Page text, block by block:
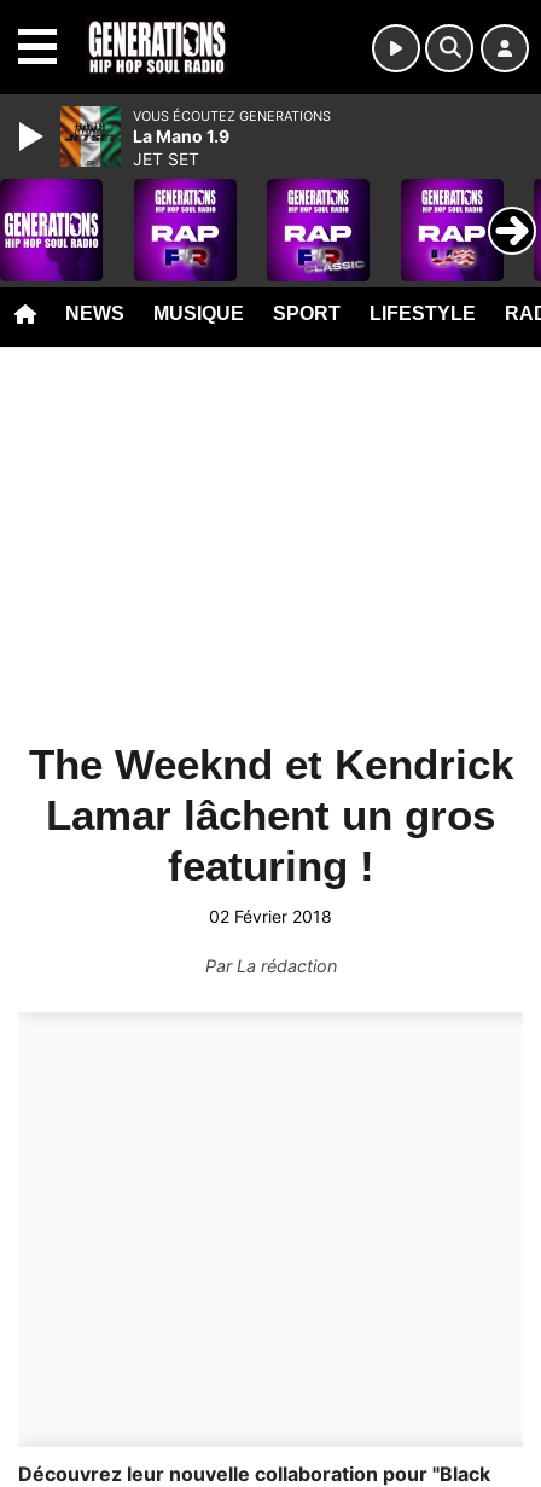
NEWS MUSIQUE SPORT LIFESTYLE
The Weeknd et Kendrick
Lamar lâchent un gros
featuring !
02 Février 2018
ParLa rédaction
Découvrez leur nouvelle collaboration pour "Black
VOUS ÉCOUTEZ GENERATIONS
La Mano 1.9
JET SET